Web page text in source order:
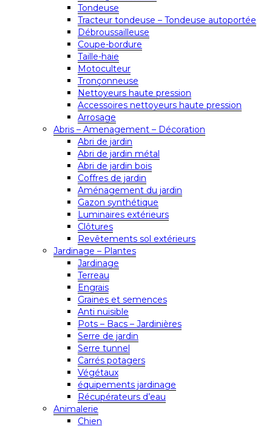
Tondeuse
Tracteur tondeuse – Tondeuse autoportée
Débroussailleuse
Coupe-bordure
Taille-haie
Motoculteur
Tronçonneuse
Nettoyeurs haute pression
Accessoires nettoyeurs haute pression
Arrosage
Abris – Amenagement – Décoration
Abri de jardin
Abri de jardin métal
Abri de jardin bois
Coffres de jardin
Aménagement du jardin
Gazon synthétique
Luminaires extérieurs
Clôtures
Revêtements sol extérieurs
Jardinage – Plantes
Jardinage
Terreau
Engrais
Graines et semences
Anti nuisible
Pots – Bacs – Jardinières
Serre de jardin
Serre tunnel
Carrés potagers
Végétaux
équipements jardinage
Récupérateurs d’eau
Animalerie
Chien